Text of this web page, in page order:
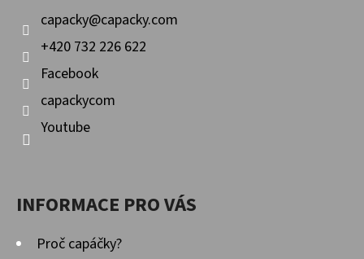
capacky@capacky.com
+420 732 226 622
Facebook
capackycom
Youtube
INFORMACE PRO VÁS
Proč capáčky?